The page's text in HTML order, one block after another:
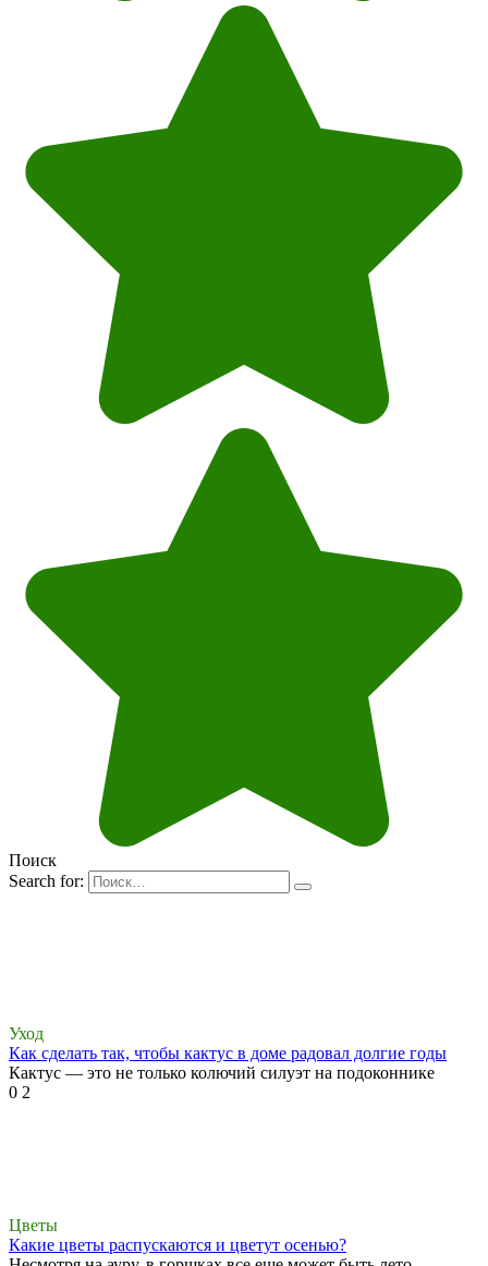
Поиск
Search for:
Уход
Как сделать так, чтобы кактус в доме радовал долгие годы
Кактус — это не только колючий силуэт на подоконнике
0 2
Цветы
Какие цветы распускаются и цветут осенью?